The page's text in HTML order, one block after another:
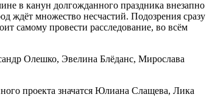
в канун долгожданного праздника внезапно
ждёт множество несчастий. Подозрения сразу
самому провести расследование, во всём
Олешко, Эвелина Блёданс, Мирослава
проекта значатся Юлиана Слащева, Лика